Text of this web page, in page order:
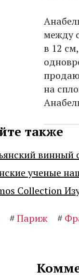
между
в 12
на
также
винный
ученые
Collection
#Париж #